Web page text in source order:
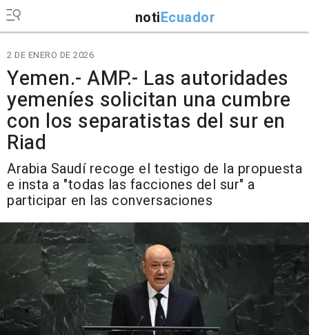
notiEcuador
2 DE ENERO DE 2026
Yemen.- AMP.- Las autoridades
yemeníes solicitan una cumbre
con los separatistas del sur en
Riad
Arabia Saudí recoge el testigo de la propuesta
e insta a "todas las facciones del sur" a
participar en las conversaciones